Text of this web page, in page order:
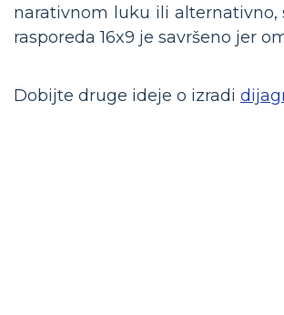
narativnom luku ili
rasporeda 16x9 je savršeno jer
Dobijte druge ideje o izradi